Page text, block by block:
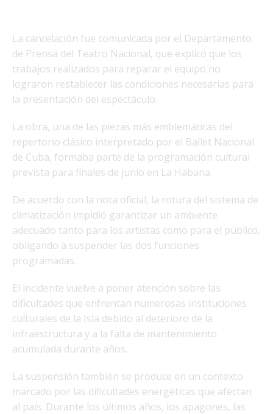
La cancelación fue comunicada por el Departamento
de Prensa del Teatro Nacional, que explicó que los
trabajos realizados para reparar el equipo no
lograron restablecer las condiciones necesarias para
la presentación del espectáculo.
La obra, una de las piezas más emblemáticas del
repertorio clásico interpretado por el Ballet Nacional
de Cuba, formaba parte de la programación cultural
prevista para finales de junio en La Habana.
De acuerdo con la nota oficial, la rotura del sistema de
climatización impidió garantizar un ambiente
adecuado tanto para los artistas como para el público,
obligando a suspender las dos funciones
programadas.
El incidente vuelve a poner atención sobre las
dificultades que enfrentan numerosas instituciones
culturales de la Isla debido al deterioro de la
infraestructura y a la falta de mantenimiento
acumulada durante años.
La suspensión también se produce en un contexto
marcado por las dificultades energéticas que afectan
al país. Durante los últimos años, los apagones, las